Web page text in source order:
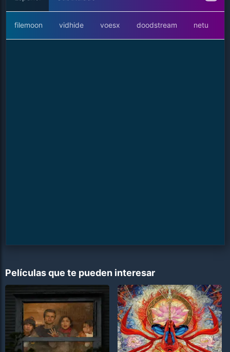
filemoon vidhide voesx doodstream netu
Películas que te pueden interesar